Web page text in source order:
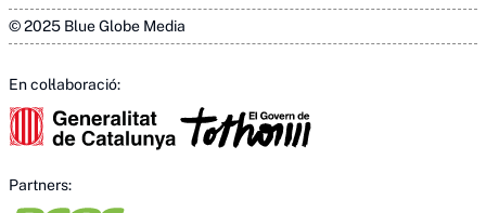
© 2025 Blue Globe Media
En col·laboració:
Partners: